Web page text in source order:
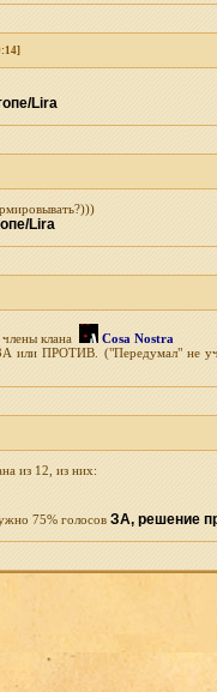
Lira
Lira
члены клана
Cosa Nostra
или ПРОТИВ. ("Передумал" не
из 12, из них:
75% голосовЗА, решение